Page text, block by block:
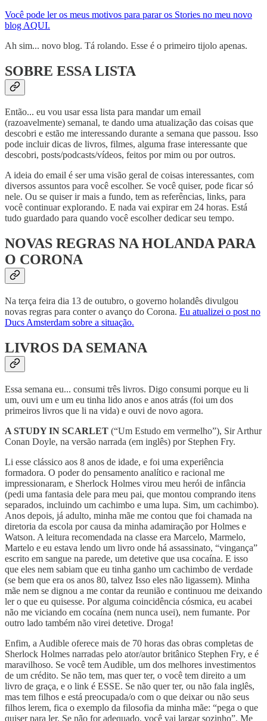
Você pode ler os meus motivos para parar os Stories no meu novo
blog AQUI.
Ah sim... novo blog. Tá rolando. Esse é o primeiro tijolo apenas.
SOBRE ESSA LISTA
Então... eu vou usar essa lista para mandar um email
(razoavelmente) semanal, te dando uma atualização das coisas que
descobri e estão me interessando durante a semana que passou. Isso
pode incluir dicas de livros, filmes, alguma frase interessante que
descobri, posts/podcasts/vídeos, feitos por mim ou por outros.
A ideia do email é ser uma visão geral de coisas interessantes, com
diversos assuntos para você escolher. Se você quiser, pode ficar só
nele. Ou se quiser ir mais a fundo, tem as referências, links, para
você continuar explorando. E nada vai expirar em 24 horas. Está
tudo guardado para quando você escolher dedicar seu tempo.
NOVAS REGRAS NA HOLANDA PARA
O CORONA
Na terça feira dia 13 de outubro, o governo holandês divulgou
novas regras para conter o avanço do Corona. Eu atualizei o post no
Ducs Amsterdam sobre a situação.
LIVROS DA SEMANA
Essa semana eu... consumi três livros. Digo consumi porque eu li
um, ouvi um e um eu tinha lido anos e anos atrás (foi um dos
primeiros livros que li na vida) e ouvi de novo agora.
A STUDY IN SCARLET (“Um Estudo em vermelho”), Sir Arthur
Conan Doyle, na versão narrada (em inglês) por Stephen Fry.
Li esse clássico aos 8 anos de idade, e foi uma experiência
formadora. O poder do pensamento analítico e racional me
impressionaram, e Sherlock Holmes virou meu herói de infância
(pedi uma fantasia dele para meu pai, que montou comprando itens
separados, incluindo um cachimbo e uma lupa. Sim, um cachimbo).
Anos depois, já adulto, minha mãe me contou que foi chamada na
diretoria da escola por causa da minha adamiração por Holmes e
Watson. A leitura recomendada na classe era Marcelo, Marmelo,
Martelo e eu estava lendo um livro onde há assassinato, “vingança”
escrito em sangue na parede, um detetive que usa cocaína. E isso
que eles nem sabiam que eu tinha ganho um cachimbo de verdade
(se bem que era os anos 80, talvez Isso eles não ligassem). Minha
mãe nem se dignou a me contar da reunião e continuou me deixando
ler o que eu quisesse. Por alguma coincidência cósmica, eu acabei
não me viciando em cocaína (nem nunca usei), nem fumante. Por
outro lado também não virei detetive. Droga!
Enfim, a Audible oferece mais de 70 horas das obras completas de
Sherlock Holmes narradas pelo ator/autor britânico Stephen Fry, e é
maravilhoso. Se você tem Audible, um dos melhores investimentos
de um crédito. Se não tem, mas quer ter, o você tem direito a um
livro de graça, e o link é ESSE. Se não quer ter, ou não fala inglês,
mas tem filhos e está preocupada/o com o que deixar ou não seus
filhos lerem, fica o exemplo da filosofia da minha mãe: “pega o que
quiser para ler. Se não for adequado, você vai largar sozinho”. Me